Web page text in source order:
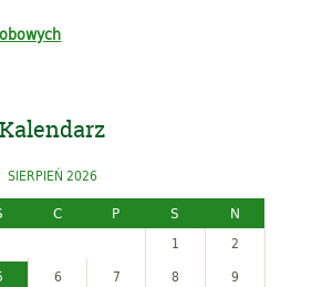
Kalendarz
SIERPIEŃ 2026
C P S
N
1
2
6 7 8
9